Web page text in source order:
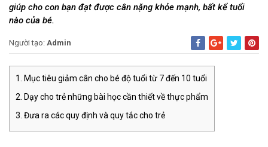
giúp cho con bạn đạt được cân nặng khỏe mạnh, bất kể tuổi
nào của bé.
Người tạo: Admin
Mục tiêu giảm cân cho bé độ tuổi từ 7 đến 10 tuổi
Dạy cho trẻ những bài học cần thiết về thực phẩm
Đưa ra các quy định và quy tắc cho trẻ